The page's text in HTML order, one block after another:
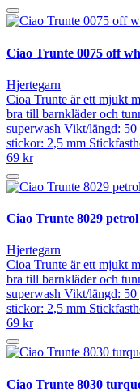
Ciao Trunte 0075 off
Hjertegarn
Cioa Trunte är ett mjukt
bra till barnkläder och
superwash Vikt/längd: 50
stickor: 2,5 mm
69 kr
Ciao Trunte 8029 petrol
Hjertegarn
Cioa Trunte är ett mjukt
bra till barnkläder och
superwash Vikt/längd: 50
stickor: 2,5 mm
69 kr
Ciao Trunte 8030